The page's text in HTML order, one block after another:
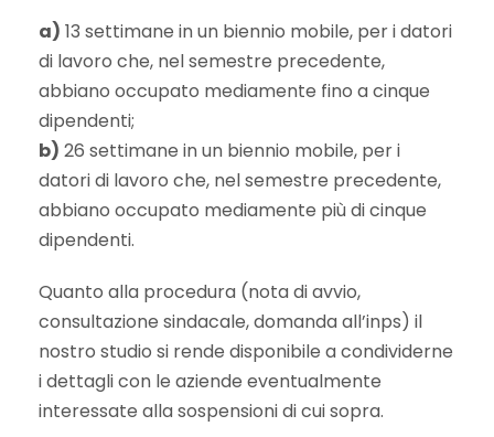
a) 13 settimane in un biennio mobile, per i datori
di lavoro che, nel semestre precedente,
abbiano occupato mediamente fino a cinque
dipendenti;
b) 26 settimane in un biennio mobile, per i
datori di lavoro che, nel semestre precedente,
abbiano occupato mediamente più di cinque
dipendenti.
Quanto alla procedura (nota di avvio,
consultazione sindacale, domanda all’inps) il
nostro studio si rende disponibile a condividerne
i dettagli con le aziende eventualmente
interessate alla sospensioni di cui sopra.